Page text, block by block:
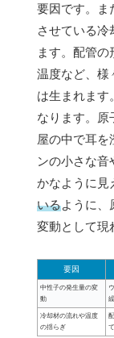
要因です。ま
させている冷
ます。配管
温度など、様
は生まれます
なります。原
屋の中で耳を
ンの小さな
かなように見
いるように、
変動として現
要因
中性子の発生量の変
動
冷却材の流れや温度
の揺らぎ